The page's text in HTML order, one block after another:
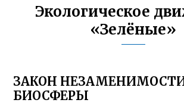
Экологическое
«Зелёные»
ЗАКОН
БИОСФЕРЫ